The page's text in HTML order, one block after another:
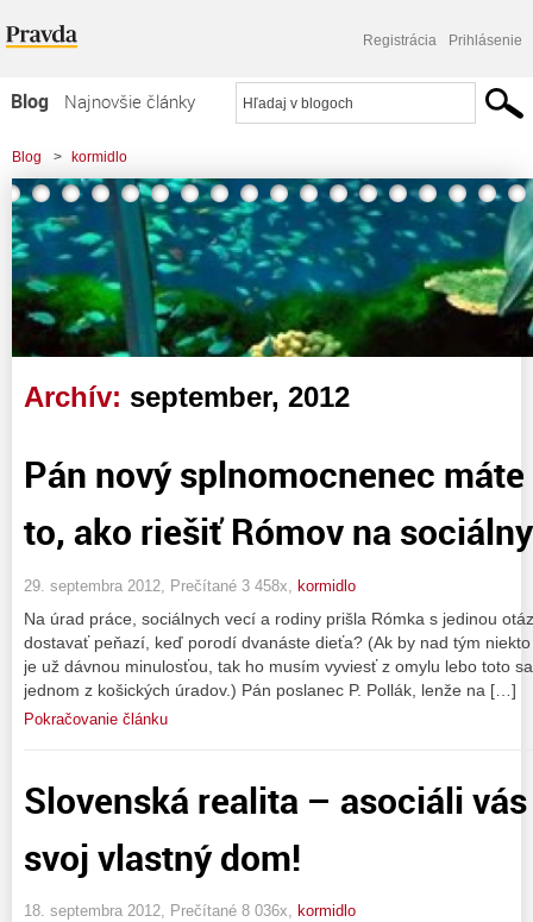
Registrácia Prihlásenie
Blog
Najnovšie články
Najčítanejšie články
Najkomentovanejšie články
Zoznam blogov
Komerčné blogy
Blog > kormidlo
Archív: september, 2012
Pán nový splnomocnenec
to, ako riešiť Rómov na
29. septembra 2012, Prečítané 3 458x, kormidlo
Na úrad práce, sociálnych vecí a rodiny prišla Rómka s jedinou
dostavať peňazí, keď porodí dvanáste dieťa? (Ak by nad tým
je už dávnou minulosťou, tak ho musím vyviesť z omylu lebo toto
jednom z košických úradov.) Pán poslanec P. Pollák, lenže na […]
Pokračovanie článku
Slovenská realita – asociáli
svoj vlastný dom!
18. septembra 2012, Prečítané 8 036x, kormidlo